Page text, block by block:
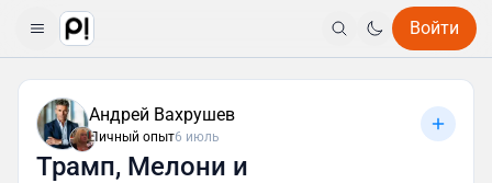
Войти
Андрей Вахрушев
Личный опыт6 июль
Трамп, Мелони и